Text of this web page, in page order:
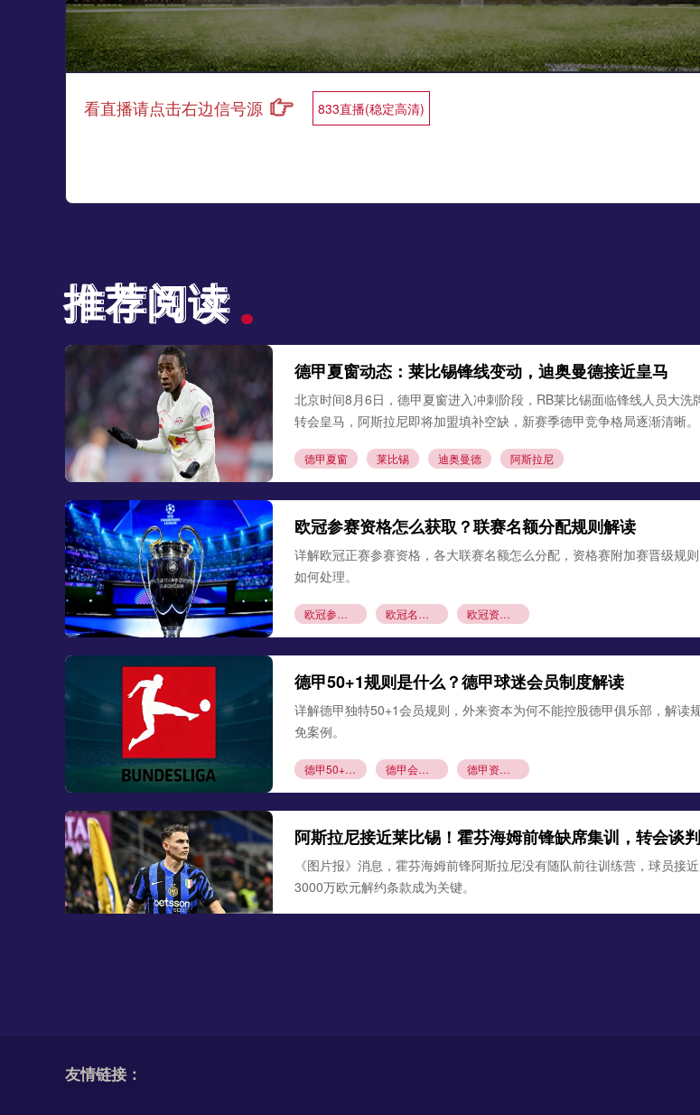
看直播请点击右边信号源 833直播(稳定高清)
推荐阅读
推荐阅读
德甲夏窗动态：莱比锡锋线变动，迪奥曼德接近皇马
北京时间8月6日，德甲夏窗进入冲刺阶段，RB莱比锡面临锋线人员大洗
转会皇马，阿斯拉尼即将加盟填补空缺，新赛季德甲竞争格局逐渐清晰。
德甲夏窗 莱比锡 迪奥曼德 阿斯拉尼
欧冠参赛资格怎么获取？联赛名额分配规则解读
详解欧冠正赛参赛资格，各大联赛名额怎么分配，资格赛附加赛晋级规
如何处理。
欧冠参赛资格 欧冠名额分配 欧冠资格赛规则
德甲50+1规则是什么？德甲球迷会员制度解读
详解德甲独特50+1会员规则，外来资本为何不能控股德甲俱乐部，解读
免案例。
德甲50+1规则 德甲会员制 德甲资本规则
阿斯拉尼接近莱比锡！霍芬海姆前锋缺席集训，转会谈
《图片报》消息，霍芬海姆前锋阿斯拉尼没有随队前往训练营，球员接
3000万欧元解约条款成为关键。
友情链接：